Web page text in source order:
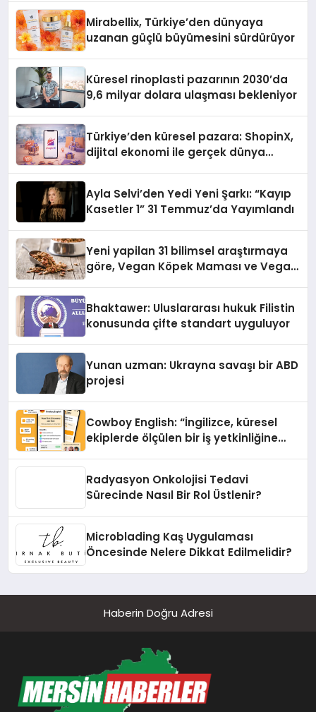
Mirabellix, Türkiye’den dünyaya
uzanan güçlü büyümesini sürdürüyor
Küresel rinoplasti pazarının 2030’da
9,6 milyar dolara ulaşması bekleniyor
Türkiye’den küresel pazara: ShopinX,
dijital ekonomi ile gerçek dünya
Ayla Selvi’den Yedi Yeni Şarkı: “Kayıp
Kasetler 1” 31 Temmuz’da Yayımlandı
Yeni yapilan 31 bilimsel araştırmaya
göre, Vegan Köpek Maması ve Vegan
Bhaktawer: Uluslararası hukuk Filistin
konusunda çifte standart uyguluyor
Yunan uzman: Ukrayna savaşı bir ABD
projesi
Cowboy English: “İngilizce, küresel
ekiplerde ölçülen bir iş yetkinliğine
Radyasyon Onkolojisi Tedavi
Sürecinde Nasıl Bir Rol Üstlenir?
Microblading Kaş Uygulaması
Öncesinde Nelere Dikkat Edilmelidir?
Haberin Doğru Adresi